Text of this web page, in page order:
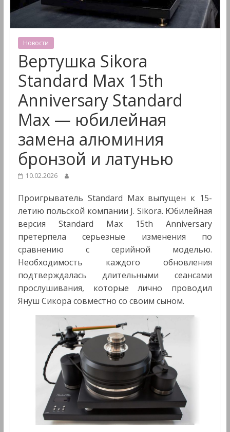
Мультимедиа
Новости
Вертушка Sikora
Standard Max 15th
Anniversary Standard
Max — юбилейная
замена алюминия
бронзой и латунью
10.02.2026
Проигрыватель Standard Max выпущен к 15-
летию польской компании J. Sikora. Юбилейная
версия Standard Max 15th Anniversary
претерпела серьезные изменения по
сравнению с серийной моделью.
Необходимость каждого обновления
подтверждалась длительными сеансами
прослушивания, которые лично проводил
Януш Сикора совместно со своим сыном.